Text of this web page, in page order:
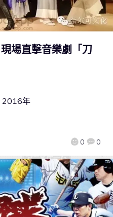
場直擊音樂劇「刀
0 0
2016年